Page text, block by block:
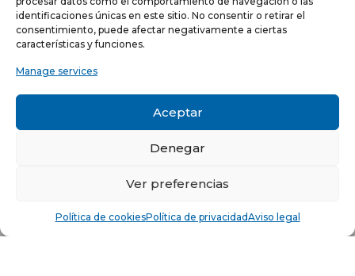
identificaciones únicas en este sitio. No consentir o retirar el
consentimiento, puede afectar negativamente a ciertas
características y funciones.
Manage services
Aceptar
Denegar
Ver preferencias
Política de cookiesPolítica de privacidadAviso legal
NEWSLETTER
Acepto recibir comunicaciones electrónicas informativas de Quilinox S.L. de
C/ Louis Pasteur, 4 - Parque Tecnológico de Valencia -
© Copyright 2021 -Aviso legal-Política de privacidad-Política